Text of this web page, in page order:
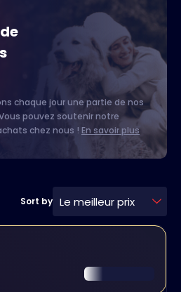
chaque jour une partie de nos
pouvez soutenir notre
chez nous ! En savoir plus
Sort by Le meilleur prix